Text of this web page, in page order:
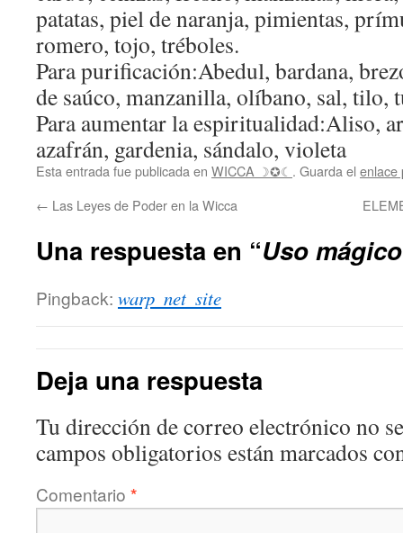
patatas, piel de naranja, pimientas,
romero, tojo, tréboles.
Para purificación:Abedul, bardana,
de saúco, manzanilla, olíbano, sal, tilo,
Para aumentar la espiritualidad:Aliso,
azafrán, gardenia, sándalo, violeta
Esta entrada fue publicada en WICCA ☽✪☾ . Guarda el enlace
← Las Leyes de Poder en la Wicca
Una respuesta en “Uso
Pingback: warp_net_site
Deja una respuesta
Tu dirección de correo electrónico no
campos obligatorios están marcados
Comentario *